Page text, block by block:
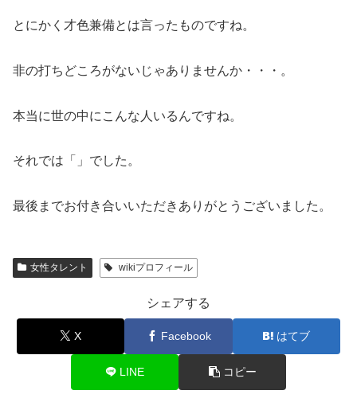
とにかく才色兼備とは言ったものですね。
非の打ちどころがないじゃありませんか・・・。
本当に世の中にこんな人いるんですね。
それでは「」でした。
最後までお付き合いいただきありがとうございました。
女性タレント wikiプロフィール
シェアする
X Facebook はてブ
LINE コピー